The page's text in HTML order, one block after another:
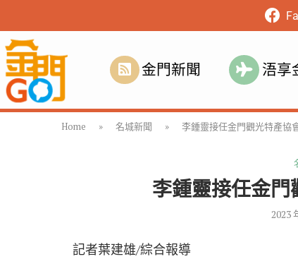
金門新聞 浯享
Home » 名城新聞 » 李鍾靈接任金門觀光特產協
李鍾靈接任金門
2023
記者葉建雄/綜合報導